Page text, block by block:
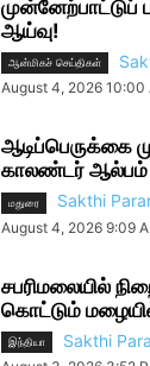
ஆய்வு!
ஆன்மிகச் செய்திகள்
August 4, 2026 10:00
ஆடிப்பெருக்கை
காலண்டர் ஆல்பம்
மதுரை Sakthi
August 4, 2026 9:09
சபரிமலையில்
கொட்டும்
இந்தியா Sakthi